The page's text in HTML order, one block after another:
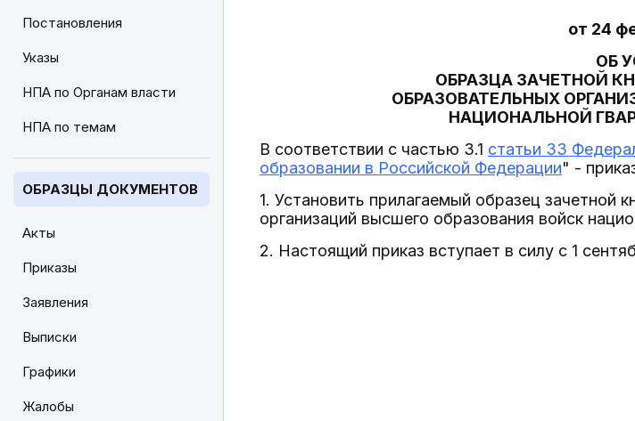
Постановления
Указы
НПА по Органам власти
НПА по темам
ОБРАЗЦЫ ДОКУМЕНТОВ
Акты
Приказы
Заявления
Выписки
Графики
Жалобы
от 24
ОБ
ОБРАЗЦА ЗАЧЕТНОЙ
ОБРАЗОВАТЕЛЬНЫХ
НАЦИОНАЛЬНОЙ
В соответствии с частью 3.1 статьи 33
образовании в Российской Федерации" -
1. Установить прилагаемый образец зачетной
организаций высшего образования войск
2. Настоящий приказ вступает в силу с 1